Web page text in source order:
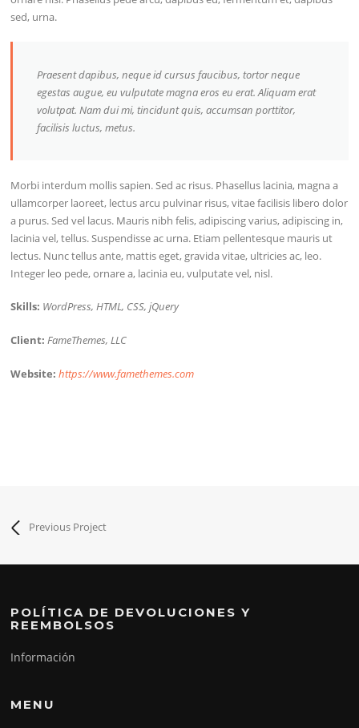
sed, urna.
Praesent dapibus, neque id cursus faucibus, tortor neque
egestas augue, eu vulputate magna eros eu erat. Aliquam erat
volutpat. Nam dui mi, tincidunt quis, accumsan porttitor,
facilisis luctus, metus.
Morbi interdum mollis sapien. Sed ac risus. Phasellus lacinia, magna a
ullamcorper laoreet, lectus arcu pulvinar risus, vitae facilisis libero dolor
a purus. Sed vel lacus. Mauris nibh felis, adipiscing varius, adipiscing in,
lacinia vel, tellus. Suspendisse ac urna. Etiam pellentesque mauris ut
lectus. Nunc tellus ante, mattis eget, gravida vitae, ultricies ac, leo.
Integer leo pede, ornare a, lacinia eu, vulputate vel, nisl.
Skills: WordPress, HTML, CSS, jQuery
Client:FameThemes, LLC
Website:https://www.famethemes.com
Previous Project
POLÍTICA DE DEVOLUCIONES Y
REEMBOLSOS
Información
MENU